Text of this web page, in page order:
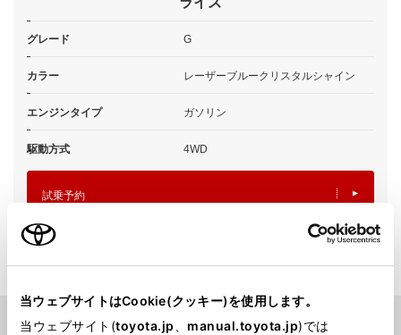
当ウェブサイトはCookie(クッキー)を使用します。
当ウェブサイト(toyota.jp manual.toyota.jp)では
グレード G
カラー レーザーブルークリスタルシャイン
エンジンタイプ ガソリン
駆動方式 4WD
試乗予約